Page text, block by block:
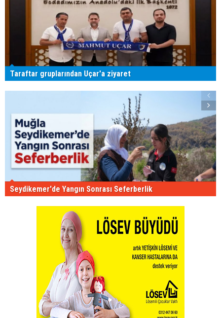
Taraftar gruplarından Uçar'a ziyaret
Seydikemer'de Yangın Sonrası Seferberlik